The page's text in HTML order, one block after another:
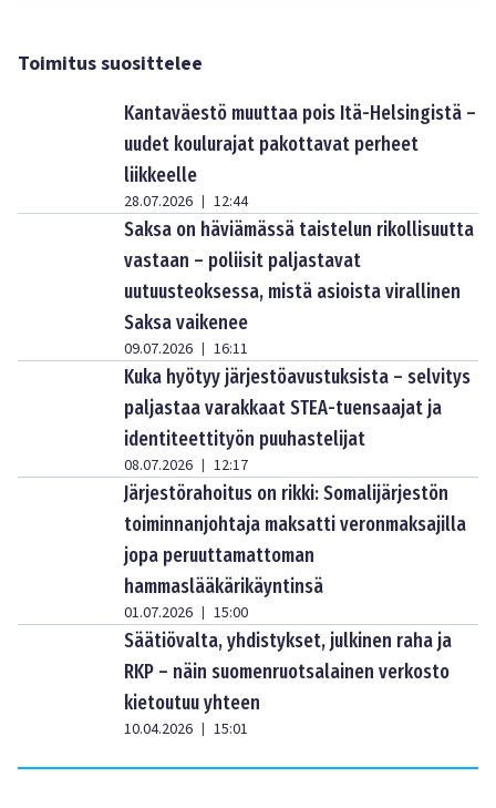
Toimitus suosittelee
Kantaväestö muuttaa pois Itä-Helsingistä –
uudet koulurajat pakottavat perheet
liikkeelle
28.07.2026 | 12:44
Saksa on häviämässä taistelun rikollisuutta
vastaan – poliisit paljastavat
uutuusteoksessa, mistä asioista virallinen
Saksa vaikenee
09.07.2026 | 16:11
Kuka hyötyy järjestöavustuksista – selvitys
paljastaa varakkaat STEA-tuensaajat ja
identiteettityön puuhastelijat
08.07.2026 | 12:17
Järjestörahoitus on rikki: Somalijärjestön
toiminnanjohtaja maksatti veronmaksajilla
jopa peruuttamattoman
hammaslääkärikäyntinsä
01.07.2026 | 15:00
Säätiövalta, yhdistykset, julkinen raha ja
RKP – näin suomenruotsalainen verkosto
kietoutuu yhteen
10.04.2026 | 15:01